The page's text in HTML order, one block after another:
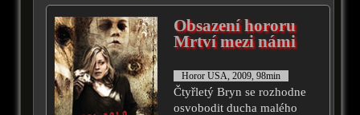
Obsazení hororu
Mrtví mezi námi
Horor USA, 2009, 98min
Čtyřletý Bryn se rozhodne
osvobodit ducha malého